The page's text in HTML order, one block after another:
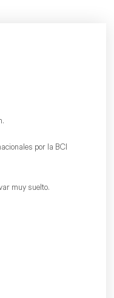
por la BCI
muy suelto.